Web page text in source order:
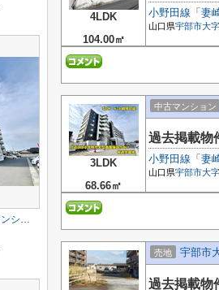
4LDK
104.00㎡
小野田線 「 妻
山口県宇部市大
3LDK
68.66㎡
中古マンション
過去掲載物
小野田線 「 妻
山口県宇部市大
売地 宇部市
過去掲載物
宇部市大字妻崎開作の中古マンション